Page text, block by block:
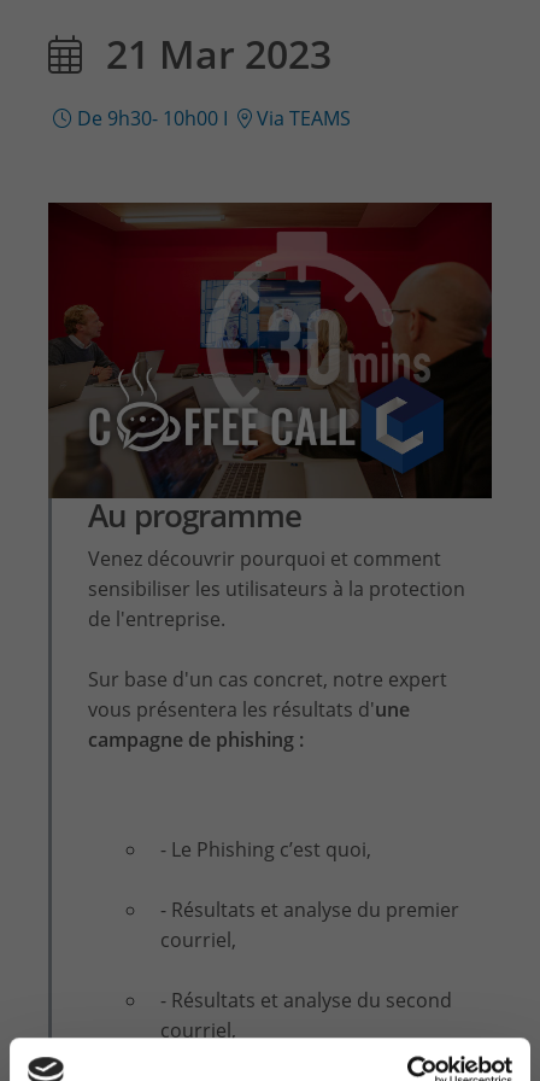
21 Mar 2023
De 9h30- 10h00 I Via TEAMS
Au programme
Venez découvrir pourquoi et comment
sensibiliser les utilisateurs à la protection
de l'entreprise.
Sur base d'un cas concret, notre expert
vous présentera les résultats d'une
campagne de phishing :
- Le Phishing c’est quoi,
- Résultats et analyse du premier
courriel,
- Résultats et analyse du second
courriel,